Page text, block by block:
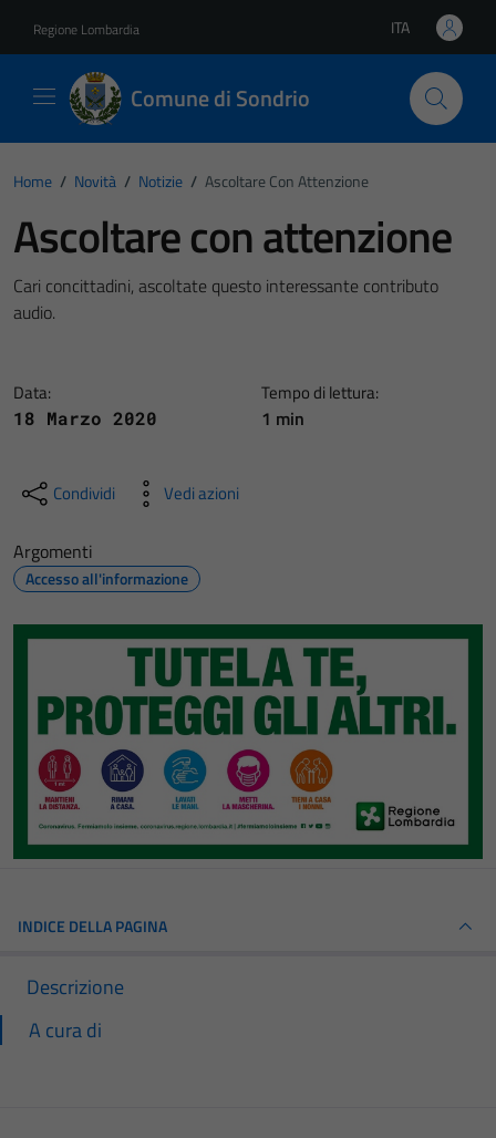
Regione Lombardia Lingua attiva:
ITA
Comune di Sondrio
Home / Novità / Notizie / Ascoltare Con Attenzione
Ascoltare con attenzione
Cari concittadini, ascoltate questo interessante contributo
audio.
Data:
18 Marzo 2020
Tempo di lettura:
1 min
Condividi Vedi azioni
Argomenti
Accesso all'informazione
INDICE DELLA PAGINA
Descrizione
A cura di